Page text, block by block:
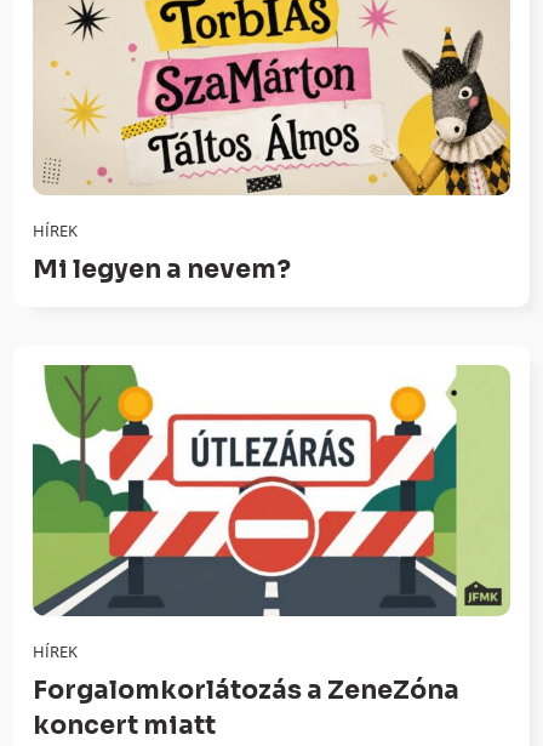
HÍREK
Mi legyen a nevem?
HÍREK
Forgalomkorlátozás a ZeneZóna
koncert miatt